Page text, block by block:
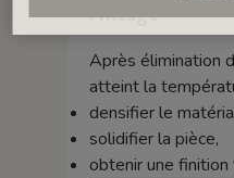
Frittage
Après élimination
atteint la
densifier le
solidifier la pièce,
obtenir une